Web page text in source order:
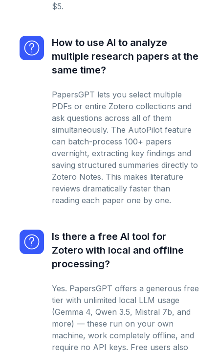
$5.
How to use AI to analyze
multiple research papers at the
same time?
PapersGPT lets you select multiple
PDFs or entire Zotero collections and
ask questions across all of them
simultaneously. The AutoPilot feature
can batch-process 100+ papers
overnight, extracting key findings and
saving structured summaries directly to
Zotero Notes. This makes literature
reviews dramatically faster than
reading each paper one by one.
Is there a free AI tool for
Zotero with local and offline
processing?
Yes. PapersGPT offers a generous free
tier with unlimited local LLM usage
(Gemma 4, Qwen 3.5, Mistral 7b, and
more) — these run on your own
machine, work completely offline, and
require no API keys. Free users also